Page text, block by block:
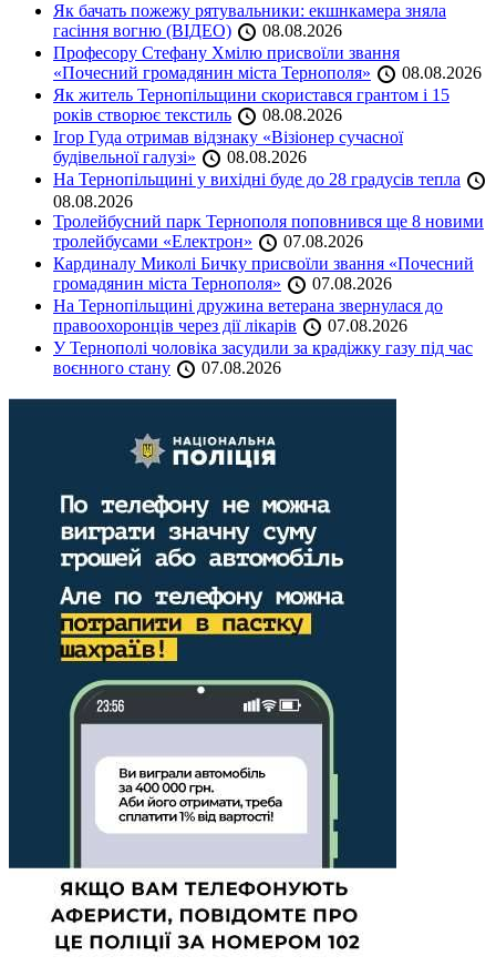
Як бачать пожежу рятувальники: екшнкамера зняла
гасіння вогню (ВІДЕО)
08.08.2026
Професору Стефану Хмілю присвоїли звання
«Почесний громадянин міста Тернополя»
08.08.2026
Як житель Тернопільщини скористався грантом і 15
років створює текстиль
08.08.2026
Ігор Гуда отримав відзнаку «Візіонер сучасної
будівельної галузі»
08.08.2026
На Тернопільщині у вихідні буде до 28 градусів тепла
08.08.2026
Тролейбусний парк Тернополя поповнився ще 8 новими
тролейбусами «Електрон»
07.08.2026
Кардиналу Миколі Бичку присвоїли звання «Почесний
громадянин міста Тернополя»
07.08.2026
На Тернопільщині дружина ветерана звернулася до
правоохоронців через дії лікарів
07.08.2026
У Тернополі чоловіка засудили за крадіжку газу під час
воєнного стану
07.08.2026